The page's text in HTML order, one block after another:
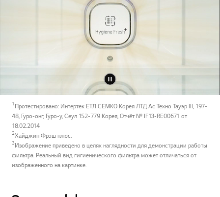
1 Протестировано: Интертек ЕТЛ СЕМКО Корея ЛТД Ас Техно Тауэр III, 197-
48, Гуро-онг, Гуро-у, Сеул 152-779 Корея, Отчёт № IF13-RE00671 от
18.02.2014
2Хайджин Фрэш плюс.
3Изображение приведено в целях наглядности для демонстрации работы
фильтра. Реальный вид гигиенического фильтра может отличаться от
изображенного на картинке.